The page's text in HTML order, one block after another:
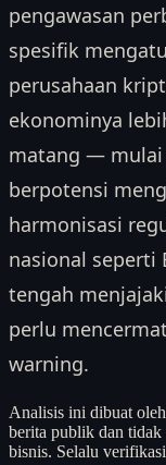
pengawasan
spesifik
perusahaan
ekonominya
matang — mulai
berpotensi
harmonisasi
nasional seperti
tengah
perlu
warning.
Analisis ini dibuat
berita publik dan tidak
bisnis. Selalu